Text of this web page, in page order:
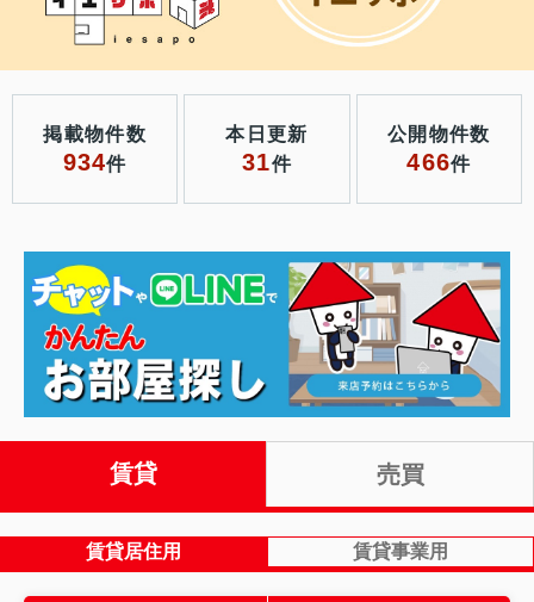
掲載物件数
934件
本日更新
31件
公開物件数
466件
賃貸 売買
賃貸居住用 賃貸事業用